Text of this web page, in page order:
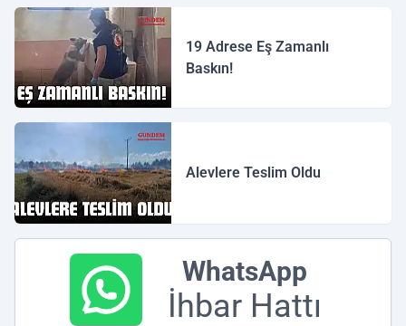
19 Adrese Eş Zamanlı
Baskın!
Alevlere Teslim Oldu
WhatsApp
İhbar Hattı